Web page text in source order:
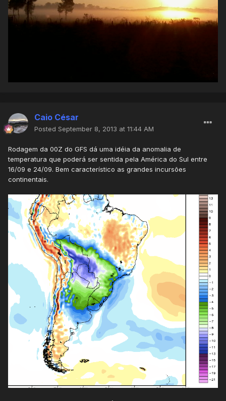
Caio César
Posted September 8, 2013 at 11:44 AM
Rodagem da 00Z do GFS dá uma idéia da anomalia de
temperatura que poderá ser sentida pela América do Sul entre
16/09 e 24/09. Bem característico as grandes incursões
continentais.